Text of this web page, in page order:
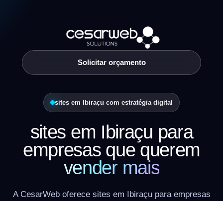
Solicitar orçamento
sites em Ibiraçu com estratégia digital
sites em Ibiraçu para
empresas que querem
vender mais
A CesarWeb oferece sites em Ibiraçu para empresas